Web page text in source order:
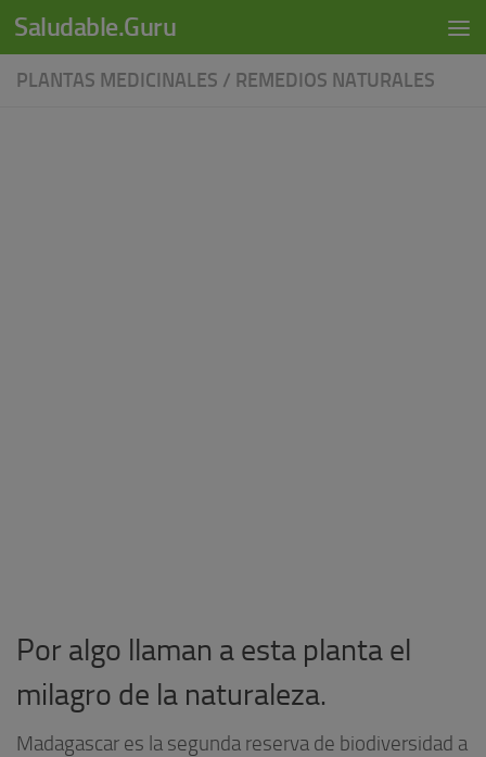
Skip to content
Saludable.Guru
PLANTAS MEDICINALES / REMEDIOS NATURALES
Por algo llaman a esta planta el
milagro de la naturaleza.
Madagascar es la segunda reserva de biodiversidad a